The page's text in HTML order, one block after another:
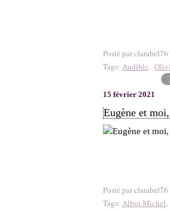
Posté par
Tags: Audible,
15 février 2021
Eugène et
Posté par
Tags: Albin Michel,